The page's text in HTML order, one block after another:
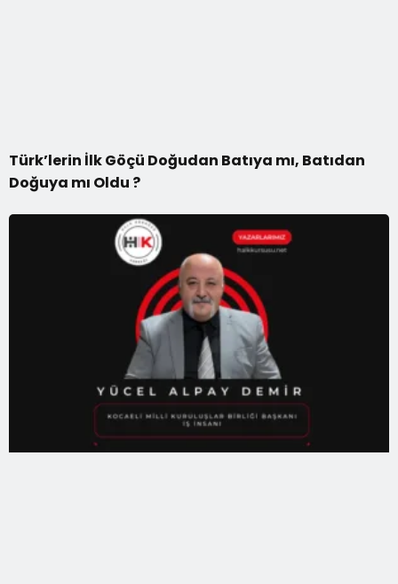
Türk’lerin İlk Göçü Doğudan Batıya mı, Batıdan
Doğuya mı Oldu ?